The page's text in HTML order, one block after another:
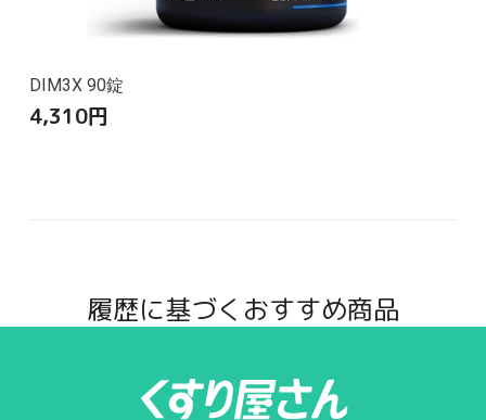
DIM3X 90錠
4,310円
履歴に基づくおすすめ商品